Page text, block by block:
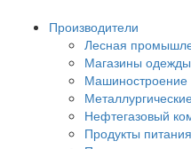
Производители
Лесная
Магазины одежды
Машиностроение
Нефтегазовый
Продукты питания